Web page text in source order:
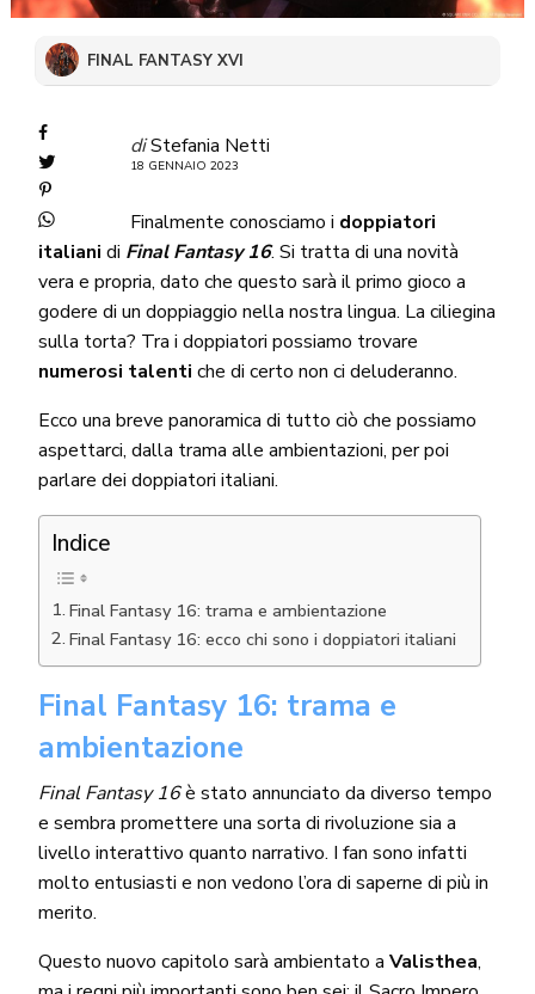
FINAL FANTASY XVI
diStefania Netti
18 GENNAIO 2023
Finalmente conosciamo i doppiatori
italiani di Final Fantasy 16. Si tratta di una novità
vera e propria, dato che questo sarà il primo gioco a
godere di un doppiaggio nella nostra lingua. La ciliegina
sulla torta? Tra i doppiatori possiamo trovare
numerosi talenti che di certo non ci deluderanno.
Ecco una breve panoramica di tutto ciò che possiamo
aspettarci, dalla trama alle ambientazioni, per poi
parlare dei doppiatori italiani.
Indice
Final Fantasy 16: trama e ambientazione
Final Fantasy 16: ecco chi sono i doppiatori italiani
Final Fantasy 16: trama e
ambientazione
Final Fantasy 16è stato annunciato da diverso tempo
e sembra promettere una sorta di rivoluzione sia a
livello interattivo quanto narrativo. I fan sono infatti
molto entusiasti e non vedono l’ora di saperne di più in
merito.
Questo nuovo capitolo sarà ambientato aValisthea,